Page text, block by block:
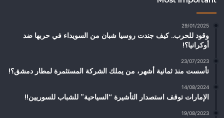
29/01/2025
وقود للحرب.. كيف جندت روسيا شبان من السويداء في حربها ضد
أوكرانيا؟!
23/07/2023
تأسست منذ ثمانية أشهر، من يملك الشركة المستثمرة لمطار دمشق؟!
14/08/2024
الإمارات توقف استصدار التأشيرة “السياحية” للشباب للسوريين!!
19/08/2023